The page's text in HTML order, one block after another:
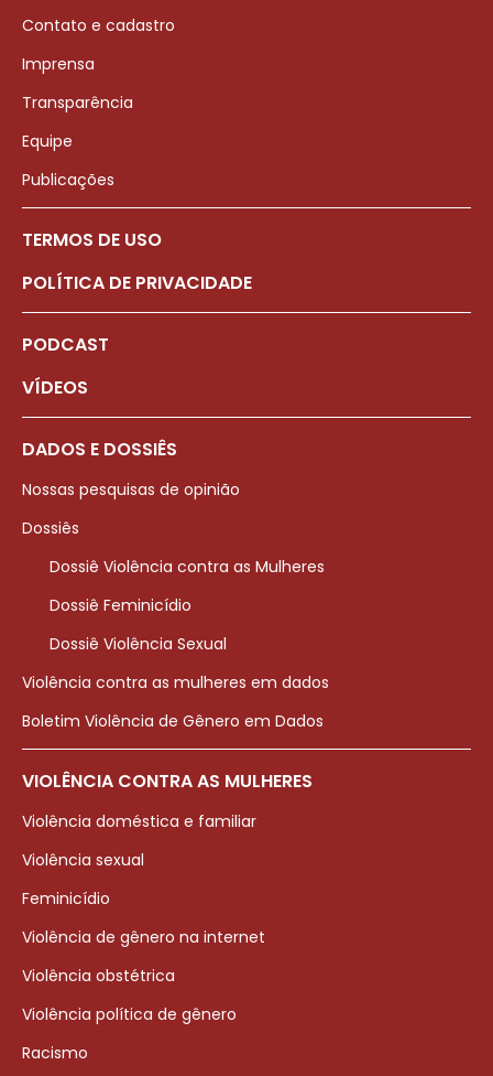
Contato e cadastro
Imprensa
Transparência
Equipe
Publicações
TERMOS DE USO
POLÍTICA DE PRIVACIDADE
PODCAST
VÍDEOS
DADOS E DOSSIÊS
Nossas pesquisas de opinião
Dossiês
Dossiê Violência contra as Mulheres
Dossiê Feminicídio
Dossiê Violência Sexual
Violência contra as mulheres em dados
Boletim Violência de Gênero em Dados
VIOLÊNCIA CONTRA AS MULHERES
Violência doméstica e familiar
Violência sexual
Feminicídio
Violência de gênero na internet
Violência obstétrica
Violência política de gênero
Racismo